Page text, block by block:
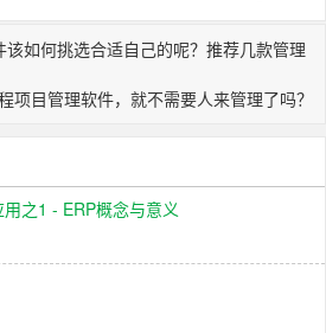
该如何挑选合适自己的呢？推荐几款管理
项目管理软件，就不需要人来管理了吗？
之1 - ERP概念与意义